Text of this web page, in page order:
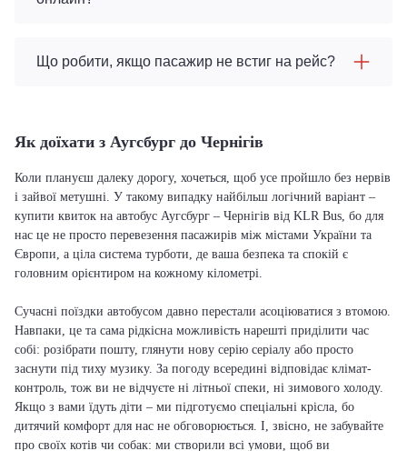
Що робити, якщо пасажир не встиг на рейс?
Як доїхати з Аугсбург до Чернігів
Коли плануєш далеку дорогу, хочеться, щоб усе пройшло без нервів
і зайвої метушні. У такому випадку найбільш логічний варіант –
купити квиток на автобус Аугсбург – Чернігів від KLR Bus, бо для
нас це не просто перевезення пасажирів між містами України та
Європи, а ціла система турботи, де ваша безпека та спокій є
головним орієнтиром на кожному кілометрі.
Сучасні поїздки автобусом давно перестали асоціюватися з втомою.
Навпаки, це та сама рідкісна можливість нарешті приділити час
собі: розібрати пошту, глянути нову серію серіалу або просто
заснути під тиху музику. За погоду всередині відповідає клімат-
контроль, тож ви не відчуєте ні літньої спеки, ні зимового холоду.
Якщо з вами їдуть діти – ми підготуємо спеціальні крісла, бо
дитячий комфорт для нас не обговорюється. І, звісно, не забувайте
про своїх котів чи собак: ми створили всі умови, щоб ви